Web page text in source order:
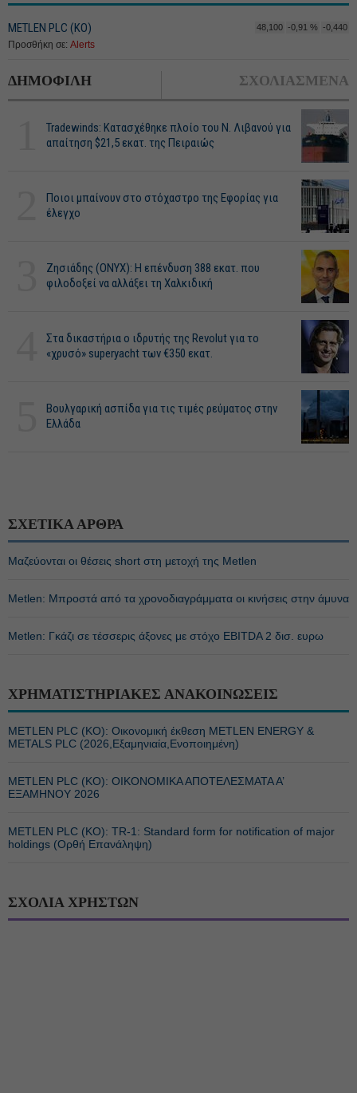
METLEN PLC (ΚΟ) 48,100 -0,91 % -0,440
Προσθήκη σε: Alerts
ΔΗΜΟΦΙΛΗ ΣΧΟΛΙΑΣΜΕΝΑ
Tradewinds: Κατασχέθηκε πλοίο του Ν. Λιβανού για
απαίτηση $21,5 εκατ. της Πειραιώς
Ποιοι μπαίνουν στο στόχαστρο της Εφορίας για
έλεγχο
Ζησιάδης (ONYX): Η επένδυση 388 εκατ. που
φιλοδοξεί να αλλάξει τη Χαλκιδική
Στα δικαστήρια ο ιδρυτής της Revolut για το
«χρυσό» superyacht των €350 εκατ.
Βουλγαρική ασπίδα για τις τιμές ρεύματος στην
Ελλάδα
ΣΧΕΤΙΚΑ ΑΡΘΡΑ
Μαζεύονται οι θέσεις short στη μετοχή της Metlen
Metlen: Μπροστά από τα χρονοδιαγράμματα οι κινήσεις στην άμυνα
Metlen: Γκάζι σε τέσσερις άξονες με στόχο EBITDA 2 δισ. ευρω
ΧΡΗΜΑΤΙΣΤΗΡΙΑΚΕΣ ΑΝΑΚΟΙΝΩΣΕΙΣ
METLEN PLC (ΚΟ): Οικονομική έκθεση METLEN ENERGY &
METALS PLC (2026,Εξαμηνιαία,Ενοποιημένη)
METLEN PLC (ΚΟ): ΟΙΚΟΝΟΜΙΚΑ ΑΠΟΤΕΛΕΣΜΑΤΑ Α’
ΕΞΑΜΗΝΟΥ 2026
METLEN PLC (ΚΟ): TR-1: Standard form for notification of major
holdings (Ορθή Επανάληψη)
ΣΧΟΛΙΑ ΧΡΗΣΤΩΝ